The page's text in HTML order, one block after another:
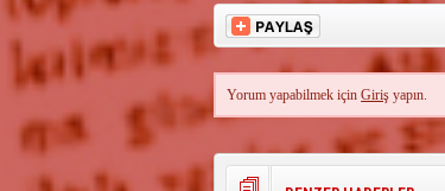
Yorum yapabilmek içinGiriş yapın.